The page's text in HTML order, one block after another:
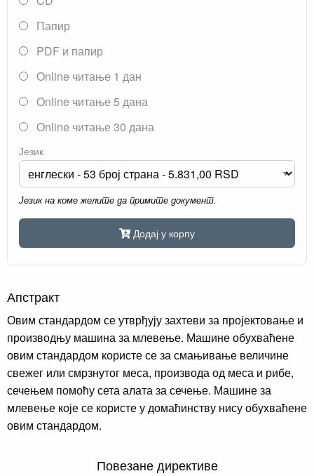
Папир
PDF и папир
Online читање 1 дан
Online читање 5 дана
Online читање 30 дана
Језик
Језик на коме желите да примите документ.
Додај у корпу
Апстракт
Овим стандардом се утврђују захтеви за пројектовање и
производњу машина за млевење. Машине обухваћене
овим стандардом користе се за смањивање величине
свежег или смрзнутог меса, производа од меса и рибе,
сечењем помоћу сета алата за сечење. Машине за
млевење које се користе у домаћинству нису обухваћене
овим стандардом.
Повезане директиве